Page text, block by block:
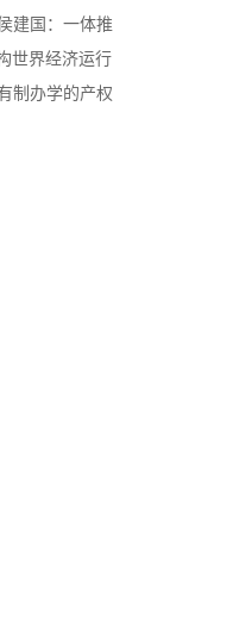
建国：一体推
世界经济运行
制办学的产权